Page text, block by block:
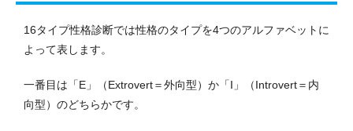
16タイプ性格診断では性格のタイプを4つのアルファベットに
よって表します。
一番目は「E」（Extrovert＝外向型）か「I」（Introvert＝内
向型）のどちらかです。